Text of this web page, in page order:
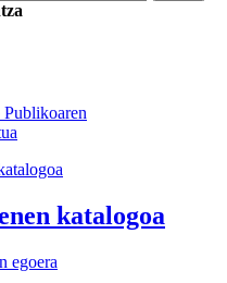
katalogoa
egoera